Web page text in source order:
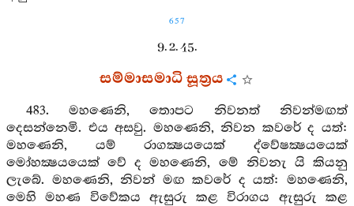
657
9. 2. 45.
සම්මාසමාධි සූත්‍රය
483. මහණෙනි, තොපට නිවනත් නිවන්මඟත්
දෙසන්නෙමි. එය අසවු. මහණෙනි, නිවන කවරේ ද යත්:
මහණෙනි, යම් රාගක්‍ෂයයෙක් ද්වේෂක්‍ෂයයෙක්
මෝහක්‍ෂයයෙක් වේ ද මහණෙනි, මේ නිවනැ යි කියනු
ලැබේ. මහණෙනි, නිවන් මඟ කවරේ ද යත්: මහණෙනි,
මෙහි මහණ විවේකය ඇසුරු කළ විරාගය ඇසුරු කළ